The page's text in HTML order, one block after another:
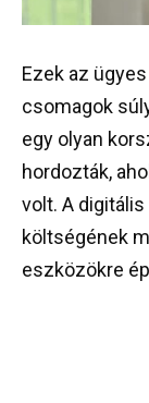
Ezek az
csomagok
egy olyan
hordozták,
volt. A
költségének
eszközökre